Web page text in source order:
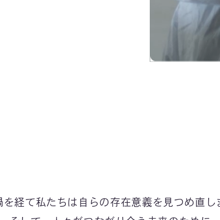
を経て私たちは自らの存在意義を 見つめ直し